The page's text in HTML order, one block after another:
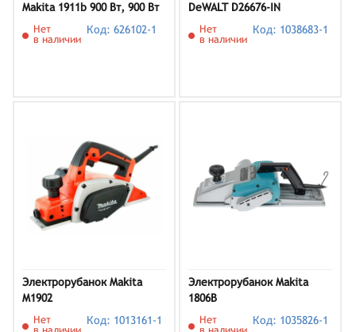
Makita 1911b 900 Вт, 900 Вт
Нет
в наличии
Код: 626102-1
DeWALT D26676-IN
Нет
в наличии
Код: 1038683-1
Электрорубанок Makita
M1902
Нет
Код: 1013161-1
Электрорубанок Makita
1806B
Нет
Код: 1035826-1